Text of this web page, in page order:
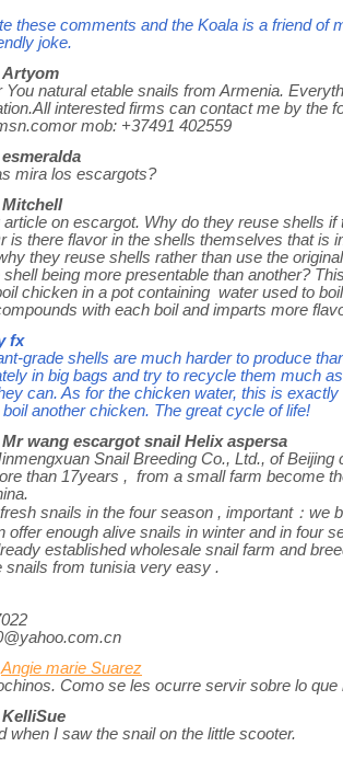
these comments and the Koala is a friend of
joke.
Artyom
You natural etable snails from Armenia.
interested firms can contact me by the
mob: +37491 402559
esmeralda
mira los escargots?
Mitchell
on escargot. Why do they reuse shells if
is there flavor in the shells themselves that is
they reuse shells rather than use the
being more presentable than another?
chicken in a pot containing water used to
with each boil and imparts more
fx
grade shells are much harder to produce
in big bags and try to recycle them much
can. As for the chicken water, this is
another chicken. The great cycle of life!
Mr wang escargot snail Helix aspersa
Snail Breeding Co., Ltd., of
than 17years , from a small farm become
snails in the four season , important：we
offer enough alive snails in winter and in four
established wholesale snail farm and
snails from tunisia very easy .
Angie marie Suarez
Como se les ocurre servir sobre lo que
KelliSue
when I saw the snail on the little scooter.